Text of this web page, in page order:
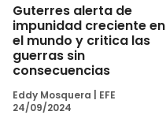
Guterres alerta de
impunidad creciente en
el mundo y critica las
guerras sin
consecuencias
Eddy Mosquera
EFE
24/09/2024